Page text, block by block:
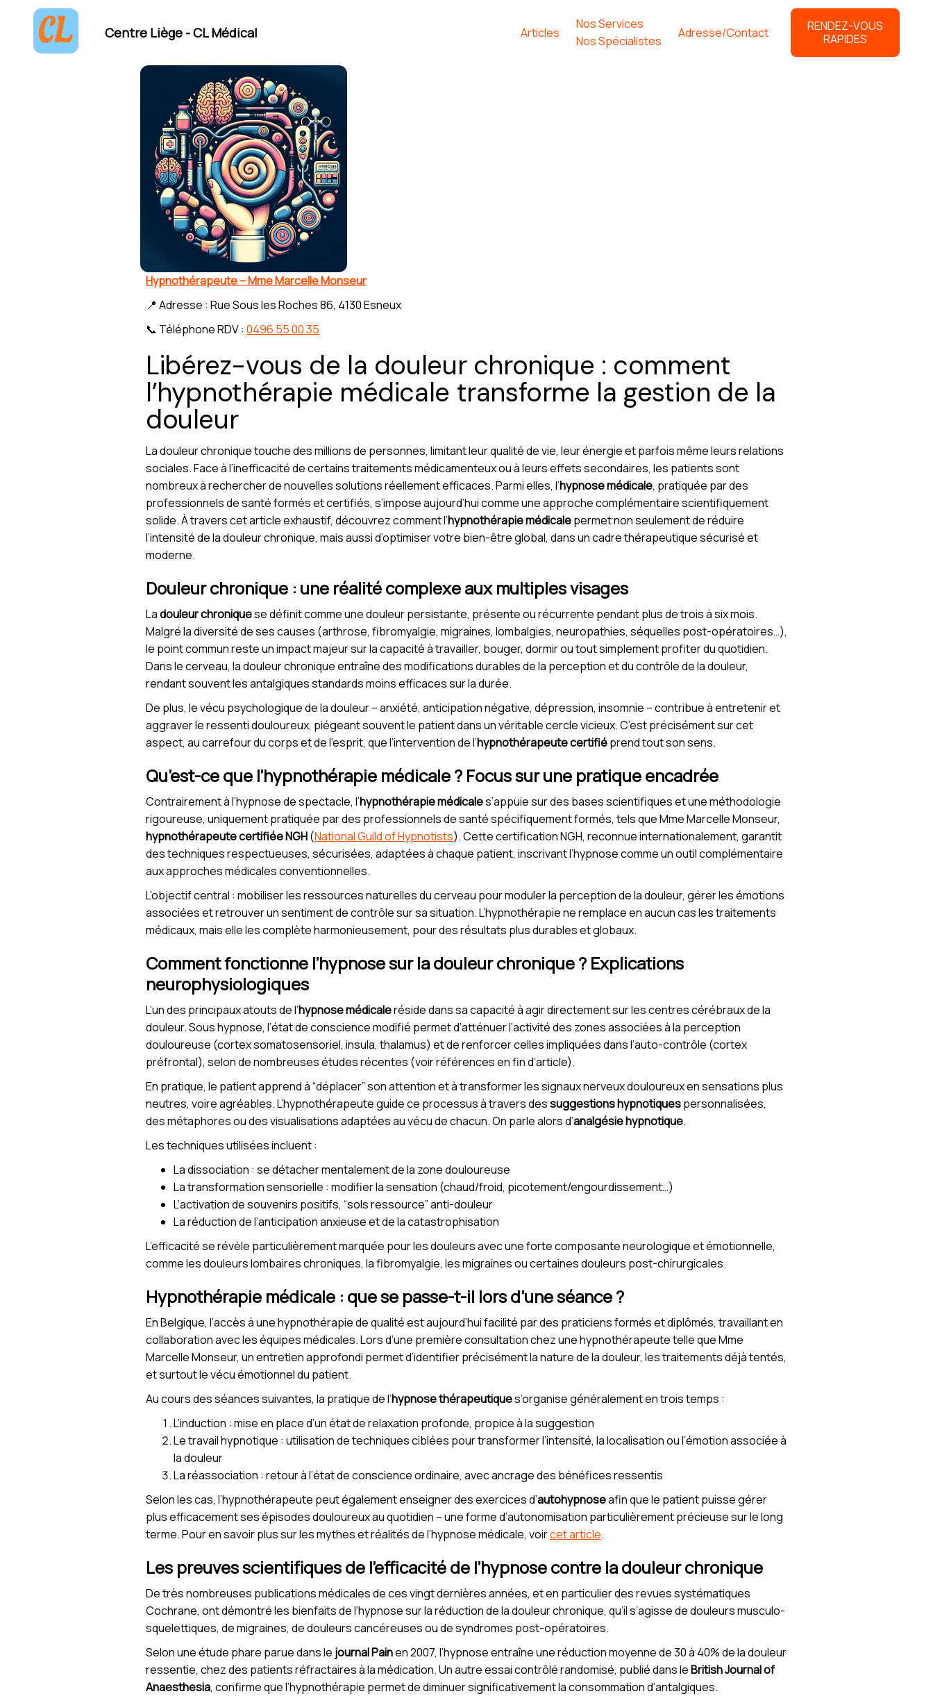
Centre Liège - CL Médical Articles
Nos Services
Nos Spécialistes
Adresse/Contact
RENDEZ-VOUS
RAPIDES
Hypnothérapeute – Mme Marcelle Monseur
📍 Adresse : Rue Sous les Roches 86, 4130 Esneux
📞 Téléphone RDV : 0496 55 00 35
Libérez-vous de la douleur chronique : comment
l’hypnothérapie médicale transforme la gestion de la
douleur
La douleur chronique touche des millions de personnes, limitant leur qualité de vie, leur énergie et parfois même leurs relations
sociales. Face à l’inefficacité de certains traitements médicamenteux ou à leurs effets secondaires, les patients sont
nombreux à rechercher de nouvelles solutions réellement efficaces. Parmi elles, l’hypnose médicale, pratiquée par des
professionnels de santé formés et certifiés, s’impose aujourd’hui comme une approche complémentaire scientifiquement
solide. À travers cet article exhaustif, découvrez comment l’hypnothérapie médicalepermet non seulement de réduire
l’intensité de la douleur chronique, mais aussi d’optimiser votre bien-être global, dans un cadre thérapeutique sécurisé et
moderne.
Douleur chronique : une réalité complexe aux multiples visages
Ladouleur chroniquese définit comme une douleur persistante, présente ou récurrente pendant plus de trois à six mois.
Malgré la diversité de ses causes (arthrose, fibromyalgie, migraines, lombalgies, neuropathies, séquelles post-opératoires…),
le point commun reste un impact majeur sur la capacité à travailler, bouger, dormir ou tout simplement profiter du quotidien.
Dans le cerveau, la douleur chronique entraîne des modifications durables de la perception et du contrôle de la douleur,
rendant souvent les antalgiques standards moins efficaces sur la durée.
De plus, le vécu psychologique de la douleur – anxiété, anticipation négative, dépression, insomnie – contribue à entretenir et
aggraver le ressenti douloureux, piégeant souvent le patient dans un véritable cercle vicieux. C’est précisément sur cet
aspect, au carrefour du corps et de l’esprit, que l’intervention de l’hypnothérapeute certifiéprend tout son sens.
Qu’est-ce que l’hypnothérapie médicale ? Focus sur une pratique encadrée
Contrairement à l’hypnose de spectacle, l’hypnothérapie médicales’appuie sur des bases scientifiques et une méthodologie
rigoureuse, uniquement pratiquée par des professionnels de santé spécifiquement formés, tels que Mme Marcelle Monseur,
hypnothérapeute certifiée NGH(National Guild of Hypnotists). Cette certification NGH, reconnue internationalement, garantit
des techniques respectueuses, sécurisées, adaptées à chaque patient, inscrivant l’hypnose comme un outil complémentaire
aux approches médicales conventionnelles.
L’objectif central : mobiliser les ressources naturelles du cerveau pour moduler la perception de la douleur, gérer les émotions
associées et retrouver un sentiment de contrôle sur sa situation. L’hypnothérapie ne remplace en aucun cas les traitements
médicaux, mais elle les complète harmonieusement, pour des résultats plus durables et globaux.
Comment fonctionne l’hypnose sur la douleur chronique ? Explications
neurophysiologiques
L’un des principaux atouts de l’hypnose médicaleréside dans sa capacité à agir directement sur les centres cérébraux de la
douleur. Sous hypnose, l’état de conscience modifié permet d’atténuer l’activité des zones associées à la perception
douloureuse (cortex somatosensoriel, insula, thalamus) et de renforcer celles impliquées dans l’auto-contrôle (cortex
préfrontal), selon de nombreuses études récentes (voir références en fin d’article).
En pratique, le patient apprend à “déplacer” son attention et à transformer les signaux nerveux douloureux en sensations plus
neutres, voire agréables. L’hypnothérapeute guide ce processus à travers dessuggestions hypnotiquespersonnalisées,
des métaphores ou des visualisations adaptées au vécu de chacun. On parle alors d’analgésie hypnotique.
Les techniques utilisées incluent :
La dissociation : se détacher mentalement de la zone douloureuse
La transformation sensorielle : modifier la sensation (chaud/froid, picotement/engourdissement…)
L’activation de souvenirs positifs, “sols ressource” anti-douleur
La réduction de l’anticipation anxieuse et de la catastrophisation
L’efficacité se révèle particulièrement marquée pour les douleurs avec une forte composante neurologique et émotionnelle,
comme les douleurs lombaires chroniques, la fibromyalgie, les migraines ou certaines douleurs post-chirurgicales.
Hypnothérapie médicale : que se passe-t-il lors d’une séance ?
En Belgique, l’accès à une hypnothérapie de qualité est aujourd’hui facilité par des praticiens formés et diplômés, travaillant en
collaboration avec les équipes médicales. Lors d’une première consultation chez une hypnothérapeute telle que Mme
Marcelle Monseur, un entretien approfondi permet d’identifier précisément la nature de la douleur, les traitements déjà tentés,
et surtout le vécu émotionnel du patient.
Au cours des séances suivantes, la pratique de l’hypnose thérapeutiques’organise généralement en trois temps :
L’induction : mise en place d’un état de relaxation profonde, propice à la suggestion
Le travail hypnotique : utilisation de techniques ciblées pour transformer l’intensité, la localisation ou l’émotion associée à
la douleur
La réassociation : retour à l’état de conscience ordinaire, avec ancrage des bénéfices ressentis
Selon les cas, l’hypnothérapeute peut également enseigner des exercices d’autohypnoseafin que le patient puisse gérer
plus efficacement ses épisodes douloureux au quotidien – une forme d’autonomisation particulièrement précieuse sur le long
terme. Pour en savoir plus sur les mythes et réalités de l’hypnose médicale, voircet article.
Les preuves scientifiques de l’efficacité de l’hypnose contre la douleur chronique
De très nombreuses publications médicales de ces vingt dernières années, et en particulier des revues systématiques
Cochrane, ont démontré les bienfaits de l’hypnose sur la réduction de la douleur chronique, qu’il s’agisse de douleurs musculo-
squelettiques, de migraines, de douleurs cancéreuses ou de syndromes post-opératoires.
Selon une étude phare parue dans le journal Painen 2007, l’hypnose entraîne une réduction moyenne de 30 à 40% de la douleur
ressentie, chez des patients réfractaires à la médication. Un autre essai contrôlé randomisé, publié dans leBritish Journal of
Anaesthesia, confirme que l’hypnothérapie permet de diminuer significativement la consommation d’antalgiques.